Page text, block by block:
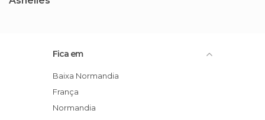
Fica em
Baixa Normandia
França
Normandia